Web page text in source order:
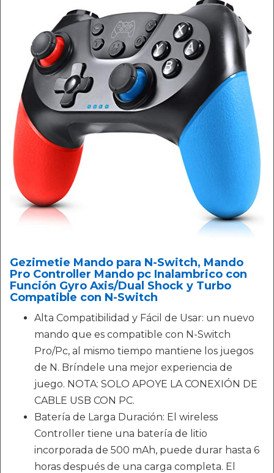
Gezimetie Mando para N-Switch, Mando
Pro Controller Mando pc Inalambrico con
Función Gyro Axis/Dual Shock y Turbo
Compatible con N-Switch
Alta Compatibilidad y Fácil de Usar: un nuevo
mando que es compatible con N-Switch
Pro/Pc, al mismo tiempo mantiene los juegos
de N. Bríndele una mejor experiencia de
juego. NOTA: SOLO APOYE LA CONEXIÓN DE
CABLE USB CON PC.
Batería de Larga Duración: El wireless
Controller tiene una batería de litio
incorporada de 500 mAh, puede durar hasta 6
horas después de una carga completa. El